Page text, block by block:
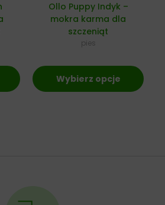
Ollo Puppy Indyk –
mokra karma dla
szczeniąt
pies
Wybierz opcje